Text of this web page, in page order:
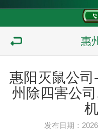
惠
惠阳灭鼠公
州除四害公
发布日期：